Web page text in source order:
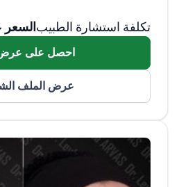
الإجراءات التجميلية
يعتبر أحد أفضل الجراحين
المنظمات الطبية.
تكلفة استشارة الطبيب
احصل على
عرض الملف